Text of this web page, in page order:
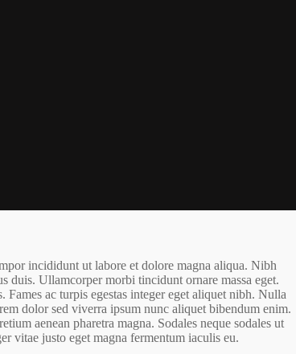
incididunt ut labore et dolore magna aliqua. Nibh
duis. Ullamcorper morbi tincidunt ornare massa eget.
ac turpis egestas integer eget aliquet nibh. Nulla
dolor sed viverra ipsum nunc aliquet bibendum enim.
aenean pharetra magna. Sodales neque sodales ut
vitae justo eget magna fermentum iaculis eu.